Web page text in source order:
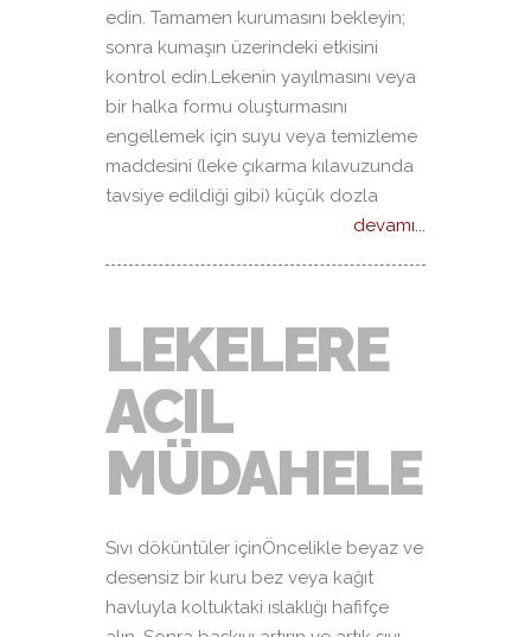
edin. Tamamen kurumasını bekleyin;
sonra kumaşın üzerindeki etkisini
kontrol edin.Lekenin yayılmasını veya
bir halka formu oluşturmasını
engellemek için suyu veya temizleme
maddesini (leke çıkarma kılavuzunda
tavsiye edildiği gibi) küçük dozla
devamı...
LEKELERE
ACIL
MÜDAHELE
Sıvı döküntüler içinÖncelikle beyaz ve
desensiz bir kuru bez veya kağıt
havluyla koltuktaki ıslaklığı hafifçe